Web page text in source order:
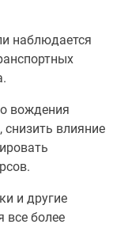
наблюдается
вождения
снизить влияние
и другие
все более